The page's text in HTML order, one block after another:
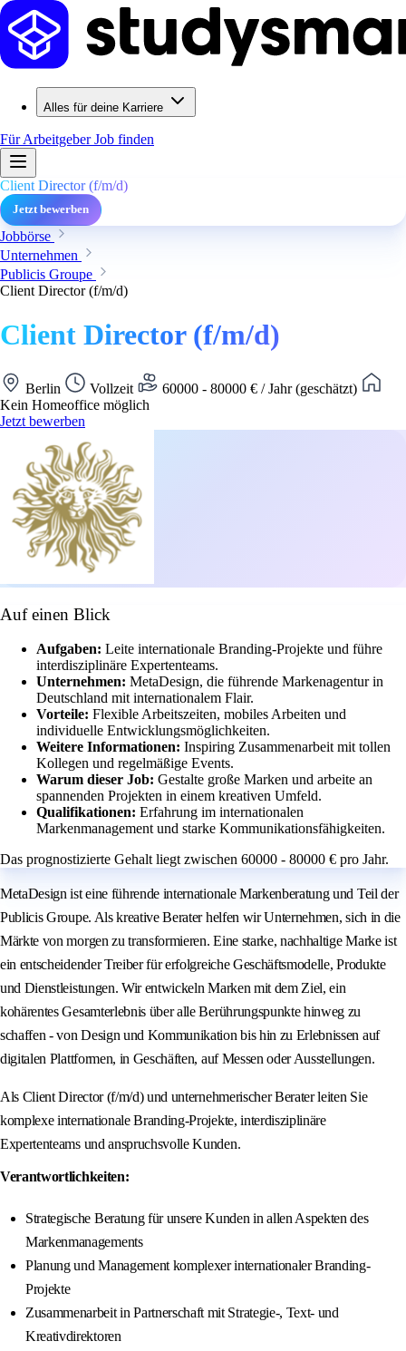
Alles für deine Karriere
Für ArbeitgeberJob finden
Client Director (f/m/d)
Jetzt bewerben
Jobbörse
Unternehmen
Publicis Groupe
Client Director (f/m/d)
Client Director (f/m/d)
Berlin Vollzeit
60000 - 80000 € / Jahr (geschätzt)
Kein Homeoffice möglich
Jetzt bewerben
Auf einen Blick
Aufgaben: Leite internationale Branding-Projekte und führe
interdisziplinäre Expertenteams.
Unternehmen: MetaDesign, die führende Markenagentur in
Deutschland mit internationalem Flair.
Vorteile: Flexible Arbeitszeiten, mobiles Arbeiten und
individuelle Entwicklungsmöglichkeiten.
Weitere Informationen: Inspiring Zusammenarbeit mit tollen
Kollegen und regelmäßige Events.
Warum dieser Job: Gestalte große Marken und arbeite an
spannenden Projekten in einem kreativen Umfeld.
Qualifikationen: Erfahrung im internationalen
Markenmanagement und starke Kommunikationsfähigkeiten.
Das prognostizierte Gehalt liegt zwischen 60000 - 80000 € pro Jahr.
MetaDesign ist eine führende internationale Markenberatung und Teil der
Publicis Groupe. Als kreative Berater helfen wir Unternehmen, sich in die
Märkte von morgen zu transformieren. Eine starke, nachhaltige Marke ist
ein entscheidender Treiber für erfolgreiche Geschäftsmodelle, Produkte
und Dienstleistungen. Wir entwickeln Marken mit dem Ziel, ein
kohärentes Gesamterlebnis über alle Berührungspunkte hinweg zu
schaffen - von Design und Kommunikation bis hin zu Erlebnissen auf
digitalen Plattformen, in Geschäften, auf Messen oder Ausstellungen.
Als Client Director (f/m/d) und unternehmerischer Berater leiten Sie
komplexe internationale Branding-Projekte, interdisziplinäre
Expertenteams und anspruchsvolle Kunden.
Verantwortlichkeiten:
Strategische Beratung für unsere Kunden in allen Aspekten des
Markenmanagements
Planung und Management komplexer internationaler Branding-
Projekte
Zusammenarbeit in Partnerschaft mit Strategie-, Text- und
Kreativdirektoren